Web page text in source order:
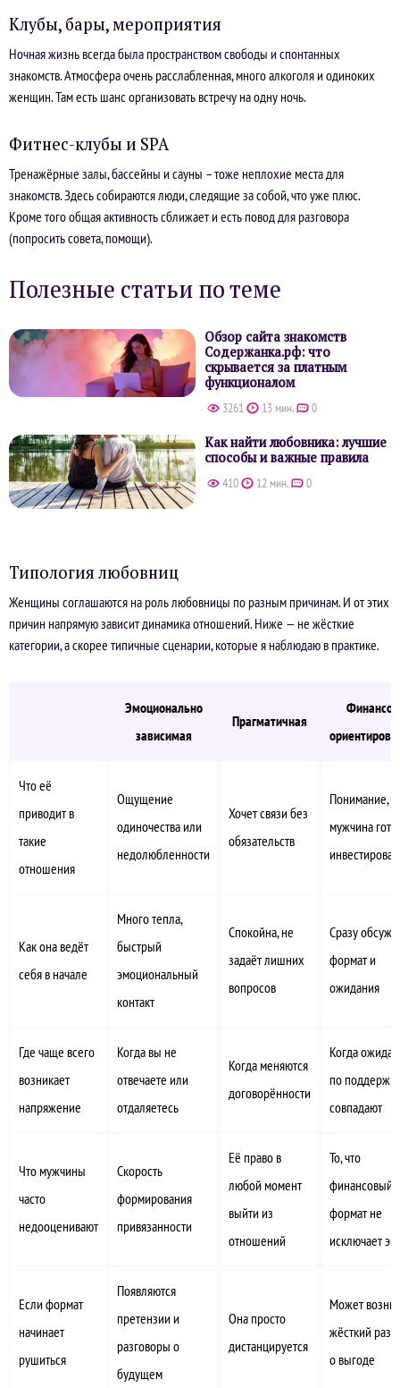
Клубы, бары, мероприятия
Ночная жизнь всегда была пространством свободы и спонтанных
знакомств. Атмосфера очень расслабленная, много алкоголя и одиноких
женщин. Там есть шанс организовать встречу на одну ночь.
Фитнес-клубы и SPA
Тренажёрные залы, бассейны и сауны – тоже неплохие места для
знакомств. Здесь собираются люди, следящие за собой, что уже плюс.
Кроме того общая активность сближает и есть повод для разговора
(попросить совета, помощи).
Полезные статьи по теме
Обзор сайта знакомств
Содержанка.рф: что
скрывается за платным
функционалом
3261 13 мин. 0
Как найти любовника: лучшие
способы и важные правила
410 12 мин. 0
Типология любовниц
Женщины соглашаются на роль любовницы по разным причинам. И от этих
причин напрямую зависит динамика отношений. Ниже — не жёсткие
категории, а скорее типичные сценарии, которые я наблюдаю в практике.
Эмоционально
зависимая
Прагматичная
Что её
приводит в
такие
отношения
Ощущение
одиночества или
недолюбленности
Хочет связи без
обязательств
Понимание,
мужчина
Как она ведёт
себя в начале
Много тепла,
быстрый
эмоциональный
контакт
Спокойна, не
задаёт лишних
вопросов
Сразу
формат и
ожидания
Где чаще всего
возникает
напряжение
Когда вы не
отвечаете или
отдаляетесь
Когда меняются
договорённости
Когда
по
совпадают
Что мужчины
часто
недооценивают
Скорость
формирования
привязанности
Её право в
любой момент
выйти из
отношений
То, что
финансовый
формат не
исключает
Если формат
начинает
рушиться
Появляются
претензии и
разговоры о
будущем
Она просто
дистанцируется
Может
жёсткий
о выгоде